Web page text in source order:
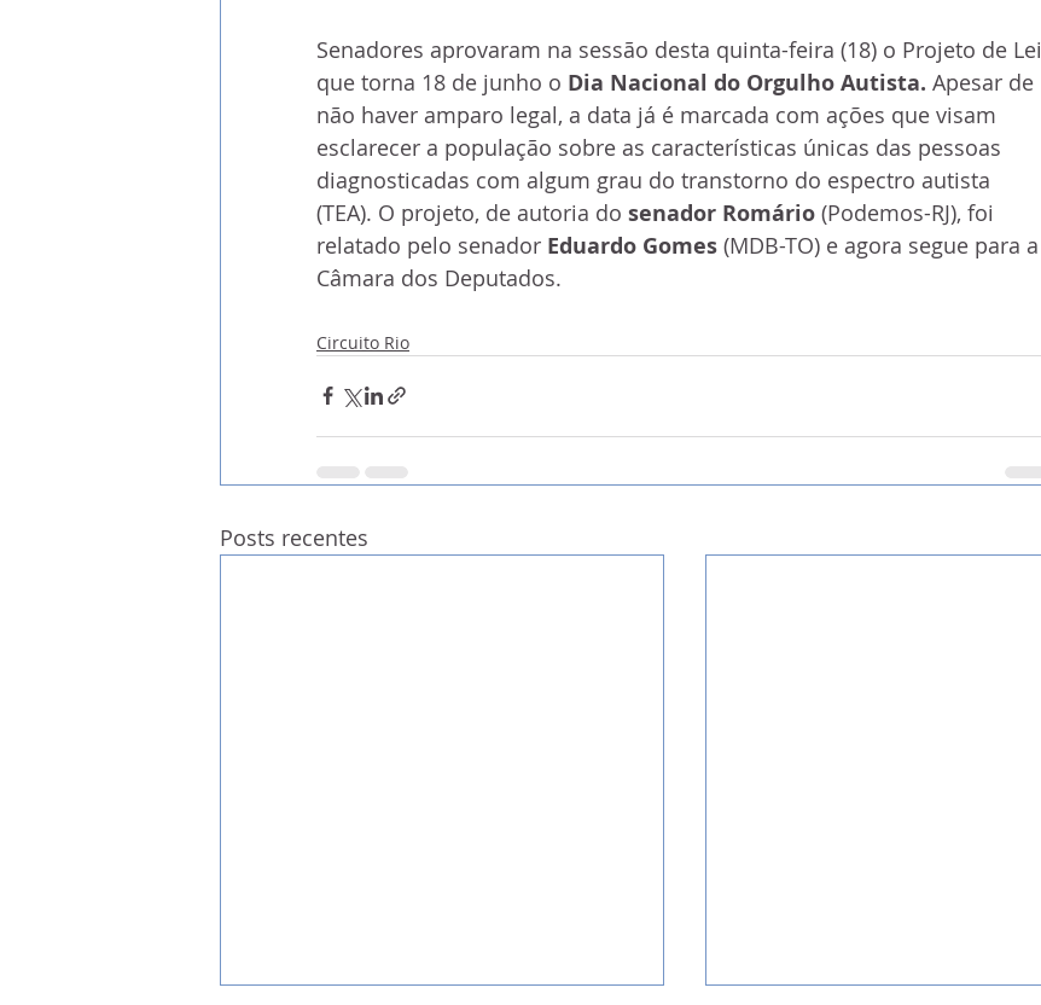
Senadores aprovaram na sessão desta quinta-feira (18) o Projeto de Lei
que torna 18 de junho o Dia Nacional do Orgulho Autista. Apesar de
não haver amparo legal, a data já é marcada com ações que visam
esclarecer a população sobre as características únicas das pessoas
diagnosticadas com algum grau do transtorno do espectro autista
(TEA). O projeto, de autoria do senador Romário (Podemos-RJ), foi
relatado pelo senador Eduardo Gomes (MDB-TO) e agora segue para a
Câmara dos Deputados.
Circuito Rio
Posts recentes